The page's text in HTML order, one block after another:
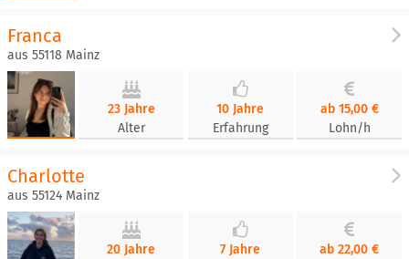
Franca
aus 55118 Mainz
23 Jahre
Alter
10 Jahre
Erfahrung
ab 15,00 €
Lohn/h
Charlotte
aus 55124 Mainz
20 Jahre
7 Jahre
ab 22,00 €